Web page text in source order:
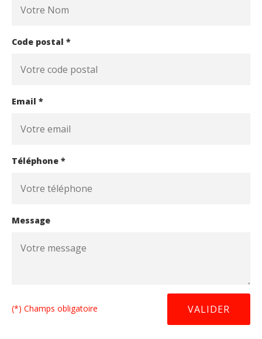
Code postal *
Email *
Téléphone *
Message
(*) Champs obligatoire